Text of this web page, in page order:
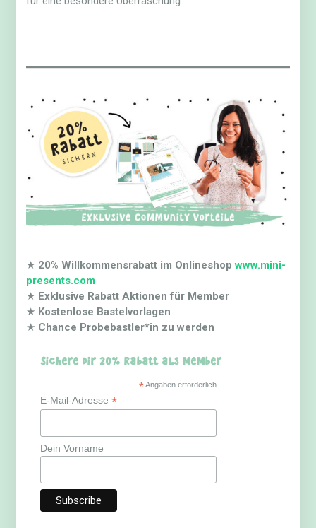
★ 20% Willkommensrabatt im Onlineshopwww.mini-
presents.com
★ Exklusive Rabatt Aktionen für Member
★ Kostenlose Bastelvorlagen
★ Chance Probebastler*in zu werden
Sichere dir 20% Rabatt als Member
*Angaben erforderlich
E-Mail-Adresse*
Dein Vorname